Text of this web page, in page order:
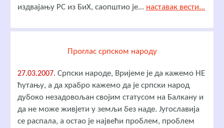
издвајању РС из БиХ, саопштио је... наставак вести...
Проглас српском народу
27.03.2007. Српски народе, Вријеме је да кажемо НЕ
ћутању, а да храбро кажемо да је српски народ
дубоко незадовољан својим статусом на Балкану и
да не може живјети у земљи без наде. Југославија
се распала, а остао је највећи проблем, проблем